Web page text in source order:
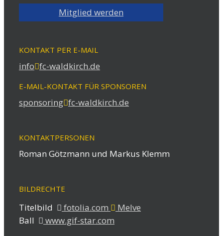
Mitglied werden
KONTAKT PER E-MAIL
info fc-waldkirch.de
E-MAIL-KONTAKT FÜR SPONSOREN
sponsoring fc-waldkirch.de
KONTAKTPERSONEN
Roman Götzmann und Markus Klemm
BILDRECHTE
Titelbild fotolia.com
Melve
Ball
www.gif-star.com